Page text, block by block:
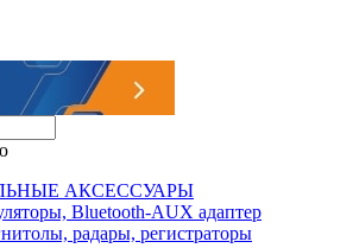
АКСЕССУАРЫ
Bluetooth-AUX адаптер
радары, регистраторы